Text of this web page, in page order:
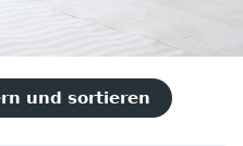
und sortieren